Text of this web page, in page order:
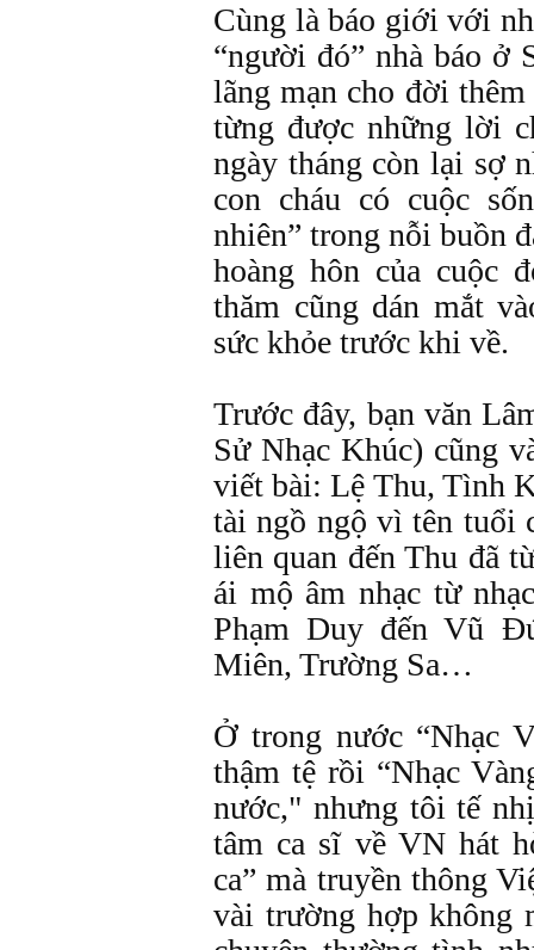
Cùng là báo giới với
“người đó” nhà báo ở
lãng mạn cho đời
từng được những lời
ngày tháng còn lại sợ
con cháu có cuộc
nhiên” trong nỗi buồn
hoàng hôn của cuộc
thăm cũng dán mắt
sức khỏe trước khi về.
Trước đây, bạn văn
Sử Nhạc Khúc) cũng
viết bài: Lệ Thu, Tình
tài ngồ ngộ vì tên tuổi
liên quan đến Thu đã
ái mộ âm nhạc từ
Phạm Duy đến Vũ
Miên, Trường Sa…
Ở trong nước “Nhạc
thậm tệ rồi “Nhạc
nước," nhưng tôi tế
tâm ca sĩ về VN hát
ca” mà truyền thông
vài trường hợp không